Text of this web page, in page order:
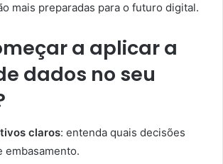
mais preparadas para o futuro digital.
a aplicar a
dados no seu
claros: entenda quais decisões
embasamento.